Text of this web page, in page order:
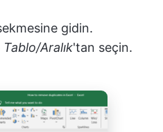
gidin.
Tablo/Aralık'tan seçin.